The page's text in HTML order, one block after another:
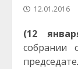
12.01.2016
(12
собрании